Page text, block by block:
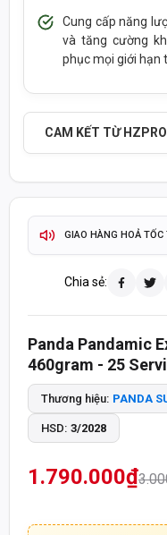
Cung cấp năng
và tăng cường
phục mọi giới hạn
CAM KẾT TỪ
SẢN PHẨM CHÍNH
GIAO HÀNG HOẢ TỐC
GIAO HÀNG TOÀN
TÍCH ĐIỂM MUA
TƯ VẤN ĐẶT HÀNG
MỞ CỬA T2-T7: 8:30 -
SẢN PHẨM CHÍNH
Chia sẻ:
Panda Pandamic
460gram - 25
Thương hiệu: PANDA
HSD: 3/2028
1.790.000₫